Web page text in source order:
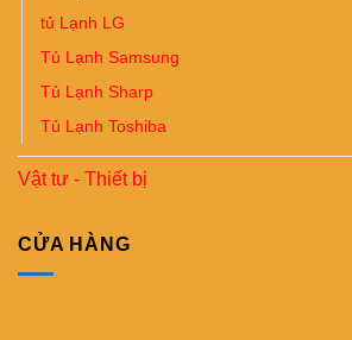
tủ Lạnh LG
Tủ Lạnh Samsung
Tủ Lạnh Sharp
Tủ Lạnh Toshiba
Vật tư - Thiết bị
CỬA HÀNG